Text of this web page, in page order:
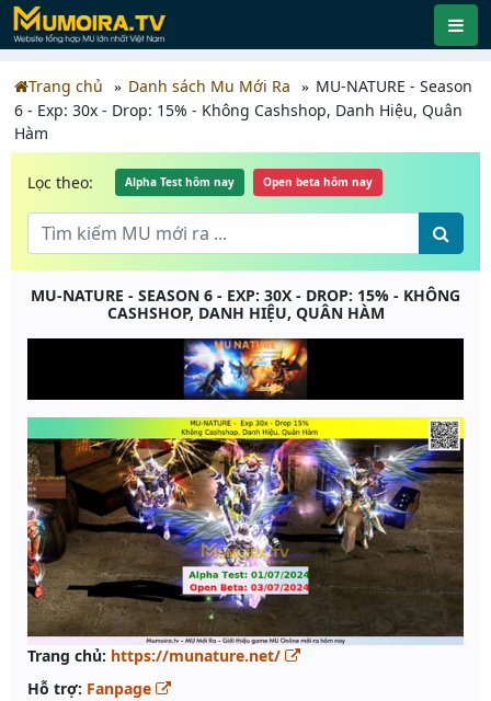
Trang chủ Danh sách Mu Mới Ra
MU-NATURE - Season
6 - Exp: 30x - Drop: 15% - Không Cashshop, Danh Hiệu, Quân
Hàm
Lọc theo: Alpha Test hôm nay Open beta hôm nay
MU-NATURE - SEASON 6 - EXP: 30X - DROP: 15% - KHÔNG
CASHSHOP, DANH HIỆU, QUÂN HÀM
Trang chủ: https://munature.net/
Hỗ trợ: Fanpage